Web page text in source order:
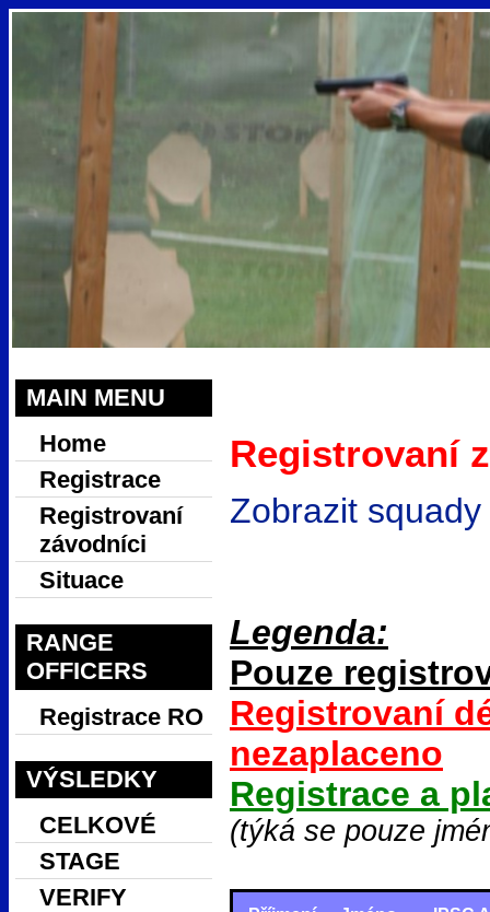
MAIN MENU
Home
Registrace
Registrovaní
závodníci
Situace
RANGE
OFFICERS
Registrace RO
VÝSLEDKY
CELKOVÉ
STAGE
VERIFY
Registrovaní
Zobrazit squady
Legenda:
Pouze
Registrovaní
nezaplaceno
Registrace a
(týká se pouze